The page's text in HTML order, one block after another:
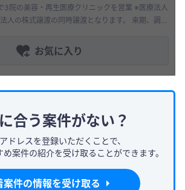
美容・再生医療クリニックを営業 ※医療法人
株式譲渡の同時譲渡となります。 来期、調整
お気に入り
合う案件がない？
ドレスを登録いただくことで、
案件の紹介を受け取ることができます。
案件の情報を受け取る